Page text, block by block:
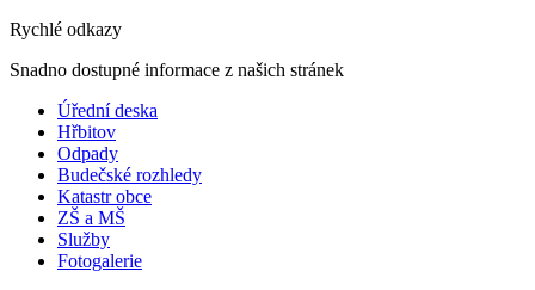
Rychlé odkazy
Snadno dostupné informace z našich stránek
Úřední deska
Hřbitov
Odpady
Budečské rozhledy
Katastr obce
ZŠ a MŠ
Služby
Fotogalerie